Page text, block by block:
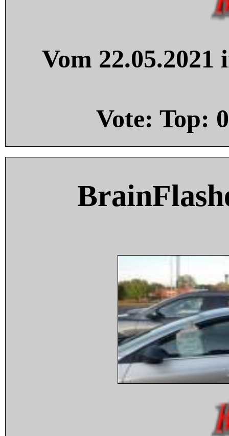
Vom
Vote: Top: 0